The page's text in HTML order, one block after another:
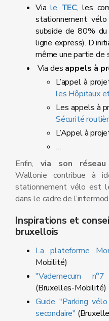
Viale TEC, les
stationnement
subside de 80% du
ligne express).
même une partie de
Via des appels à
L’appel à
les Hôpitaux
Les appels à
Sécurité
L’Appel à
…
Enfin, via son réseau
Wallonie contribue à
stationnement vélo est
dans le cadre de
Inspirations et
bruxellois
La plateforme
Mobilité)
"Vademecum
(Bruxelles-Mobilité)
Guide "Parking
secondaire"